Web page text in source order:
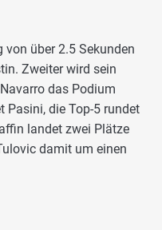
über 2.5 Sekunden
Zweiter wird sein
das Podium
Pasini, die Top-5 rundet
landet zwei Plätze
damit um einen